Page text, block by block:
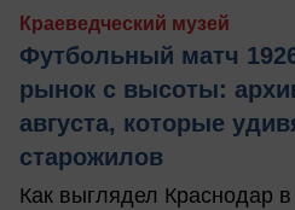
Краеведческий музей
Футбольный матч
рынок с высоты:
августа, которые
старожилов
Как выглядел Краснодар в